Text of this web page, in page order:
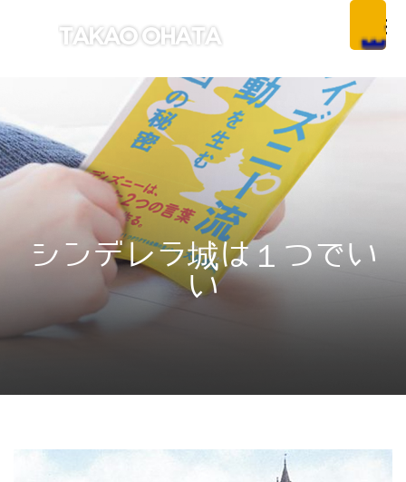
シンデレラ城は１つでい
い